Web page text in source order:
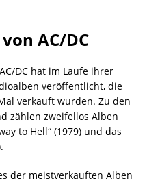
AC/DC
DC hat im Laufe ihrer
veröffentlicht, die
verkauft wurden. Zu den
zählen zweifellos Alben
to Hell“ (1979) und das
der meistverkauften Alben